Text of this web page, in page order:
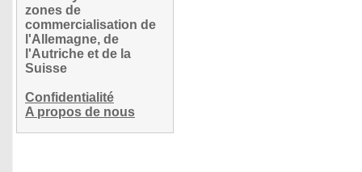
zones de
commercialisation de
l'Allemagne, de
l'Autriche et de la
Suisse
Confidentialité
A propos de nous